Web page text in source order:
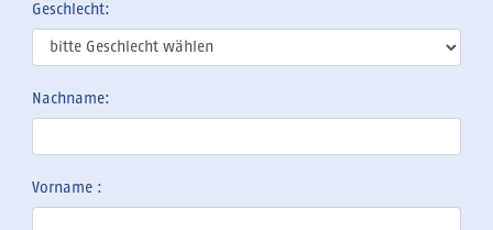
Geschlecht:
Nachname:
Vorname :